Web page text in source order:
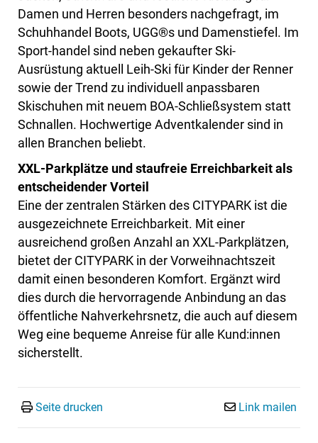
Damen und Herren besonders nachgefragt, im
Schuhhandel Boots, UGG®s und Damenstiefel. Im
Sport-handel sind neben gekaufter Ski-
Ausrüstung aktuell Leih-Ski für Kinder der Renner
sowie der Trend zu individuell anpassbaren
Skischuhen mit neuem BOA-Schließsystem statt
Schnallen. Hochwertige Adventkalender sind in
allen Branchen beliebt.
XXL-Parkplätze und staufreie Erreichbarkeit als
entscheidender Vorteil
Eine der zentralen Stärken des CITYPARK ist die
ausgezeichnete Erreichbarkeit. Mit einer
ausreichend großen Anzahl an XXL-Parkplätzen,
bietet der CITYPARK in der Vorweihnachtszeit
damit einen besonderen Komfort. Ergänzt wird
dies durch die hervorragende Anbindung an das
öffentliche Nahverkehrsnetz, die auch auf diesem
Weg eine bequeme Anreise für alle Kund:innen
sicherstellt.
Seite drucken Link mailen